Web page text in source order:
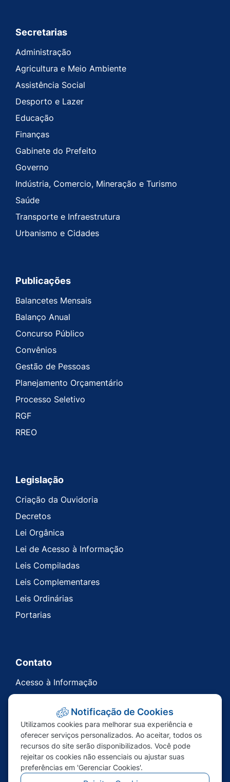
Secretarias
Administração
Agricultura e Meio Ambiente
Assistência Social
Desporto e Lazer
Educação
Finanças
Gabinete do Prefeito
Governo
Indústria, Comercio, Mineração e Turismo
Saúde
Transporte e Infraestrutura
Urbanismo e Cidades
Publicações
Balancetes Mensais
Balanço Anual
Concurso Público
Convênios
Gestão de Pessoas
Planejamento Orçamentário
Processo Seletivo
RGF
RREO
Legislação
Criação da Ouvidoria
Decretos
Lei Orgânica
Lei de Acesso à Informação
Leis Compiladas
Leis Complementares
Leis Ordinárias
Portarias
Contato
Acesso à Informação
Carta de Serviços
Telefones Úteis
Notificação de Cookies
Utilizamos cookies para melhorar sua experiência e
oferecer serviços personalizados. Ao aceitar, todos os
recursos do site serão disponibilizados. Você pode
rejeitar os cookies não essenciais ou ajustar suas
preferências em 'Gerenciar Cookies'.